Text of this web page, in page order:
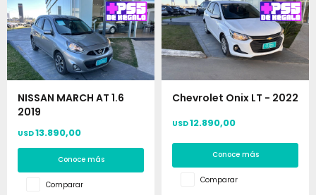
NISSAN MARCH AT 1.6
2019
USD13.890,00
Conoce más
Comparar
Chevrolet Onix LT - 2022
USD12.890,00
Conoce más
Comparar